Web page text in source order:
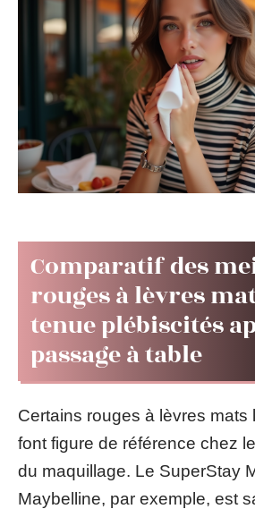
Comparatif des
rouges à lèvres
tenue plébiscités
passage à table
Certains rouges à lèvres mats
font figure de référence chez
du maquillage. Le SuperStay
Maybelline, par exemple, est